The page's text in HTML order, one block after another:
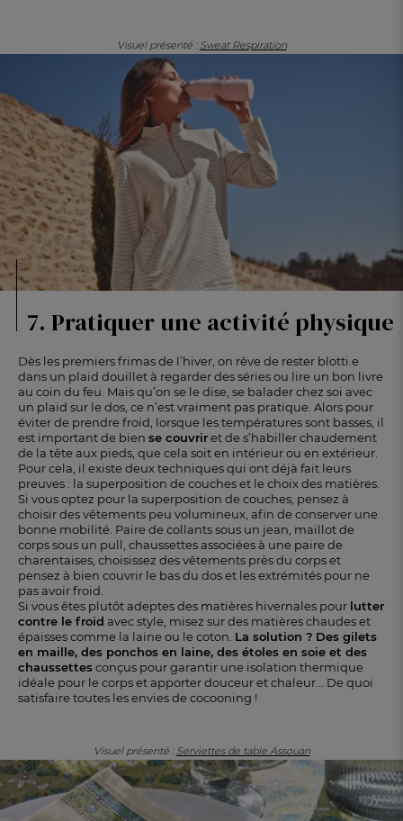
Visuel présenté : Sweat Respiration
7. Pratiquer une activité physique
Dès les premiers frimas de l’hiver, on rêve de rester blotti.e
dans un plaid douillet à regarder des séries ou lire un bon livre
au coin du feu. Mais qu’on se le dise, se balader chez soi avec
un plaid sur le dos, ce n’est vraiment pas pratique. Alors pour
éviter de prendre froid, lorsque les températures sont basses, il
est important de bien se couvriret de s’habiller chaudement
de la tête aux pieds, que cela soit en intérieur ou en extérieur.
Pour cela, il existe deux techniques qui ont déjà fait leurs
preuves : la superposition de couches et le choix des matières.
Si vous optez pour la superposition de couches, pensez à
choisir des vêtements peu volumineux, afin de conserver une
bonne mobilité. Paire de collants sous un jean, maillot de
corps sous un pull, chaussettes associées à une paire de
charentaises, choisissez des vêtements près du corps et
pensez à bien couvrir le bas du dos et les extrémités pour ne
pas avoir froid.
Si vous êtes plutôt adeptes des matières hivernales pour lutter
contre le froid avec style, misez sur des matières chaudes et
épaisses comme la laine ou le coton. La solution ? Des gilets
en maille, des ponchos en laine, des étoles en soie et des
chaussettesconçus pour garantir une isolation thermique
idéale pour le corps et apporter douceur et chaleur... De quoi
satisfaire toutes les envies de cocooning !
Visuel présenté : Serviettes de table Assouan